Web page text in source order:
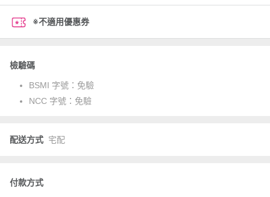
※不適用優惠券
檢驗碼
BSMI 字號： 免驗
NCC 字號： 免驗
配送方式 宅配
付款方式